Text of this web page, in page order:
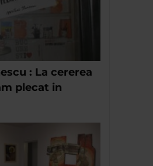
: La cererea
plecat in